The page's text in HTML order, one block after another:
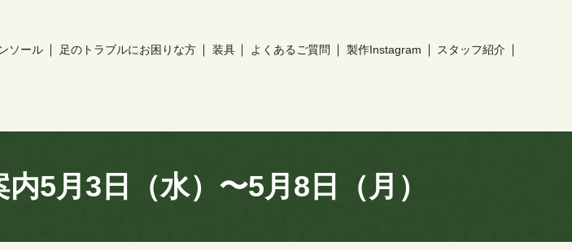
ソール 足のトラブルにお困りな方 装具 よくあるご質問 製作Instagram スタッフ紹介
5月3日（水）〜5月8日（月）